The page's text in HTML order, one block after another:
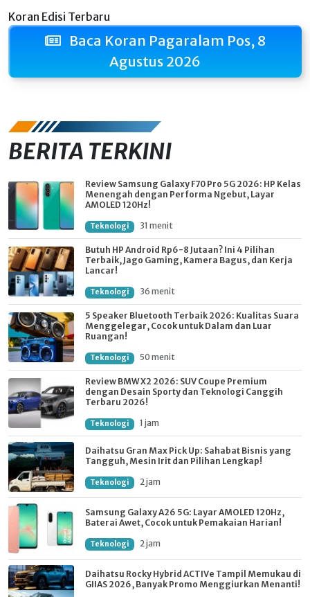
Koran Edisi Terbaru
Baca Koran Pagaralam Pos, 8
Agustus 2026
BERITA TERKINI
Review Samsung Galaxy F70 Pro 5G 2026: HP Kelas
Menengah dengan Performa Ngebut, Layar
AMOLED 120Hz!
Teknologi 31 menit
Butuh HP Android Rp6-8 Jutaan? Ini 4 Pilihan
Terbaik, Jago Gaming, Kamera Bagus, dan Kerja
Lancar!
Teknologi 36 menit
5 Speaker Bluetooth Terbaik 2026: Kualitas Suara
Menggelegar, Cocok untuk Dalam dan Luar
Ruangan!
Teknologi 50 menit
Review BMW X2 2026: SUV Coupe Premium
dengan Desain Sporty dan Teknologi Canggih
Terbaru 2026!
Teknologi 1 jam
Daihatsu Gran Max Pick Up: Sahabat Bisnis yang
Tangguh, Mesin Irit dan Pilihan Lengkap!
Teknologi 2 jam
Samsung Galaxy A26 5G: Layar AMOLED 120Hz,
Baterai Awet, Cocok untuk Pemakaian Harian!
Teknologi 2 jam
Daihatsu Rocky Hybrid ACTIVe Tampil Memukau di
GIIAS 2026, Banyak Promo Menggiurkan Menanti!